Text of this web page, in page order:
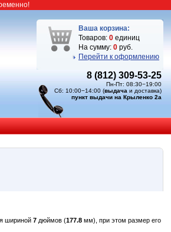
Ваша корзина:
Товаров: 0 единиц
На сумму: 0 руб.
Перейти к оформлению
8 (812) 309-53-25
Пн-Пт: 08:30−19:00
Сб: 10:00−14:00 (выдача и доставка)
пункт выдачи на Крыленко 2а
шириной 7 дюймов (177.8 мм), при этом размер его